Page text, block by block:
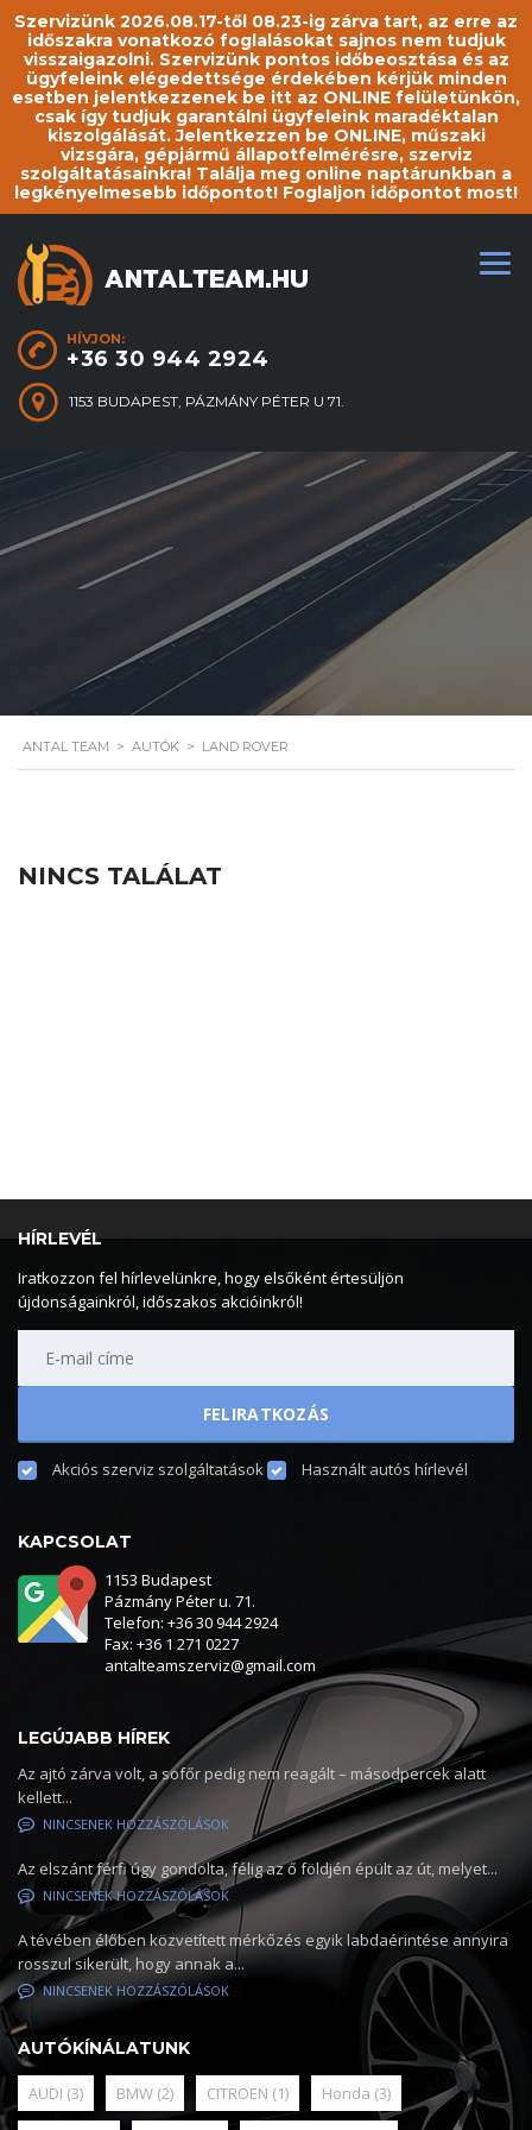
Szervizünk 2026.08.17-től 08.23-ig zárva tart, az erre az
időszakra vonatkozó foglalásokat sajnos nem tudjuk
visszaigazolni. Szervizünk pontos időbeosztása és az
ügyfeleink elégedettsége érdekében kérjük minden
esetben jelentkezzenek be itt az ONLINE felületünkön,
csak így tudjuk garantálni ügyfeleink maradéktalan
kiszolgálását. Jelentkezzen be ONLINE, műszaki
vizsgára, gépjármű állapotfelmérésre, szerviz
szolgáltatásainkra! Találja meg online naptárunkban a
legkényelmesebb időpontot! Foglaljon időpontot most!
HÍVJON:
+36 30 944 2924
1153 BUDAPEST, PÁZMÁNY PÉTER U 71.
ANTAL TEAM > AUTÓK > LAND ROVER
NINCS TALÁLAT
HÍRLEVÉL
Iratkozzon fel hírlevelünkre, hogy elsőként értesüljön
újdonságainkról, időszakos akcióinkról!
Akciós szerviz szolgáltatások Használt autós hírlevél
KAPCSOLAT
1153 Budapest
Pázmány Péter u. 71.
Telefon: +36 30 944 2924
Fax: +36 1 271 0227
antalteamszerviz@gmail.com
LEGÚJABB HÍREK
Az ajtó zárva volt, a sofőr pedig nem reagált – másodpercek alatt
kellett...
NINCSENEK HOZZÁSZÓLÁSOK
Az elszánt férfi úgy gondolta, félig az ő földjén épült az út, melyet...
NINCSENEK HOZZÁSZÓLÁSOK
A tévében élőben közvetített mérkőzés egyik labdaérintése annyira
rosszul sikerült, hogy annak a...
NINCSENEK HOZZÁSZÓLÁSOK
AUTÓKÍNÁLATUNK
AUDI (3) BMW (2) CITROEN (1) Honda (3)